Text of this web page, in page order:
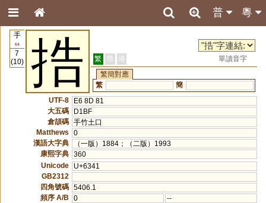
粵
普
手
64
7
(10)
捁 繁 簡 港
單讀音字
繁簡對應
繁
簡
UTF-8
E6 8D 81
大五碼
D1BF
倉頡碼 手竹土口
Matthews
0
漢語大字典
（一版）1884；（二版）1993
康熙字典 360
Unicode
U+6341
GB2312
四角號碼 5406.1
頻序 A/B
0
--